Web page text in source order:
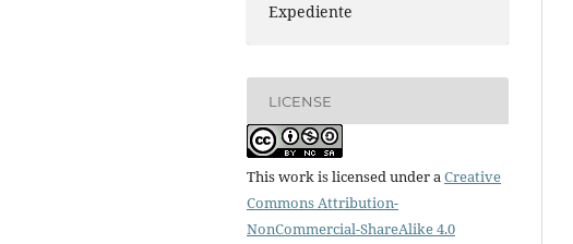
Expediente
LICENSE
This work is licensed under aCreative
Commons Attribution-
NonCommercial-ShareAlike 4.0